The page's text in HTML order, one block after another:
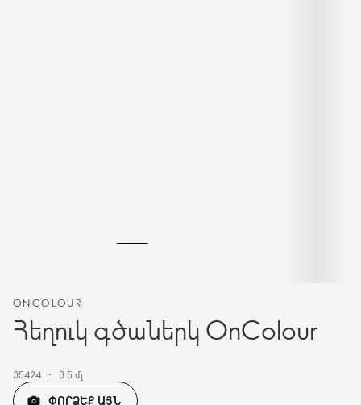
ONCOLOUR
Հեղուկ գծաներկ OnColour
35424 3.5 մլ
ՓՈՐՁԵՔ ԱՅՆ